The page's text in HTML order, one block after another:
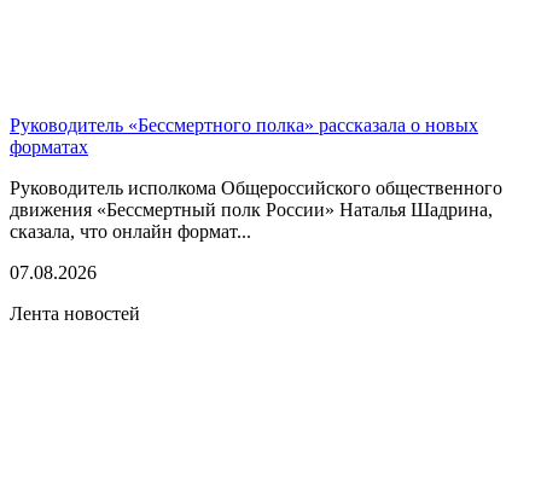
Руководитель «Бессмертного полка» рассказала о новых
форматах
Руководитель исполкома Общероссийского общественного
движения «Бессмертный полк России» Наталья Шадрина,
сказала, что онлайн формат...
07.08.2026
Лента новостей